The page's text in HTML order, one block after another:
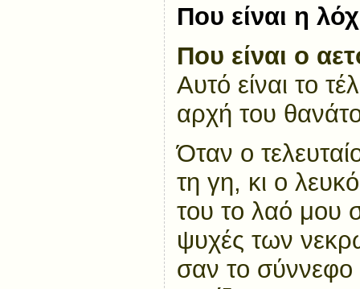
Που είναι η
Που είναι ο
Αυτό είναι το
αρχή του
Όταν ο
τη γη, κι ο
του το λαό μου
ψυχές των
σαν το